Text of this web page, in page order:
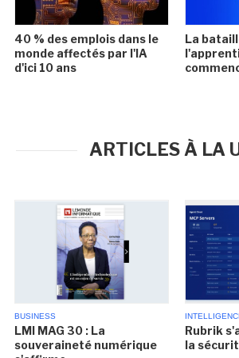
40 % des emplois dans le
monde affectés par l'IA
d'ici 10 ans
La
ARTICLES À LA
BUSINESS
LMI MAG 30 : La
souveraineté numérique
Rubrik
la